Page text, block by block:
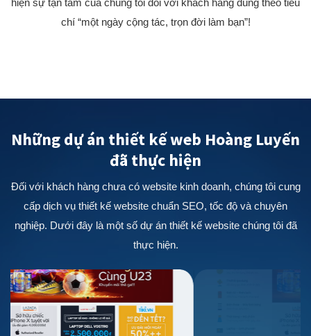
hiện sự tận tâm của chúng tôi đối với khách hàng đúng theo tiêu
chí “một ngày cộng tác, trọn đời làm bạn”!
Những dự án thiết kế web Hoàng Luyến
đã thực hiện
Đối với khách hàng chưa có website kinh doanh, chúng tôi cung
cấp dịch vụ thiết kế website chuẩn SEO, tốc độ và chuyên
nghiệp. Dưới đây là một số dự án thiết kế website chúng tôi đã
thực hiện.